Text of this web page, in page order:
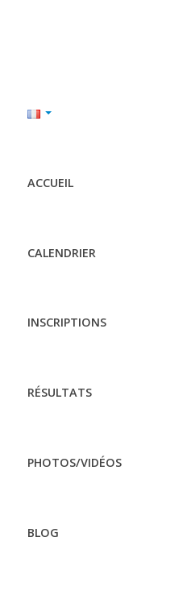
ACCUEIL
CALENDRIER
INSCRIPTIONS
RÉSULTATS
PHOTOS/VIDÉOS
BLOG